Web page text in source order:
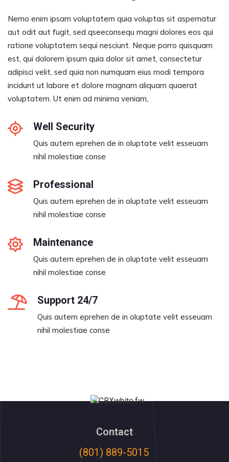
Nemo enim ipsam voluptatem quia voluptas sit aspernatur
aut odit aut fugit, sed qseeconsequ magni dolores eos qui
ratione voluptatem sequi nesciunt. Neque porro quisquam
est, qui dolorem ipsum quia dolor sit amet, consectetur
adipisci velit, sed quia non numquam eius modi tempora
incidunt ut labore et dolore magnam aliquam quaerat
voluptatem. Ut enim ad minima veniam,
Well Security
Quis autem eprehen de in oluptate velit esseuam
nihil molestiae conse
Professional
Quis autem eprehen de in oluptate velit esseuam
nihil molestiae conse
Maintenance
Quis autem eprehen de in oluptate velit esseuam
nihil molestiae conse
Support 24/7
Quis autem eprehen de in oluptate velit esseuam
nihil molestiae conse
Contact
(801) 889-5015